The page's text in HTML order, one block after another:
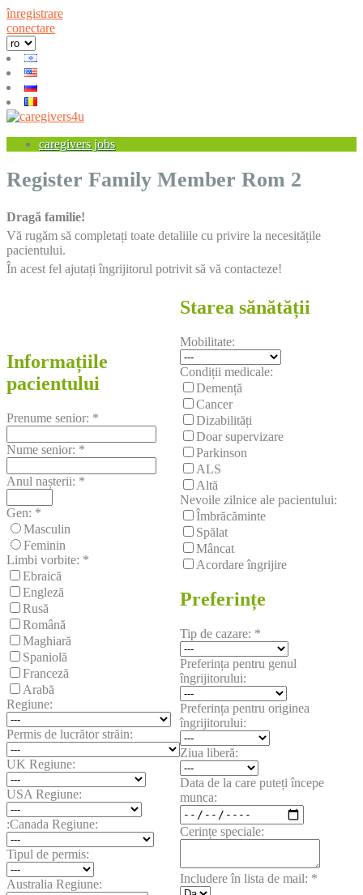
înregistrare
conectare
caregivers jobs
Register Family Member Rom 2
Dragă familie!
Vă rugăm să completați toate detaliile cu privire la necesitățile
pacientului.
În acest fel ajutați îngrijitorul potrivit să vă contacteze!
Informațiile
pacientului
Prenume senior: *
Nume senior: *
Anul nașterii: *
Gen: *
Masculin
Feminin
Limbi vorbite: *
Ebraică
Engleză
Rusă
Română
Maghiară
Spaniolă
Franceză
Arabă
Regiune:
Permis de lucrător străin:
UK Regiune:
USA Regiune:
:Canada Regiune:
Tipul de permis:
Australia Regiune:
Starea sănătății
Mobilitate:
Condiții medicale:
Demență
Cancer
Dizabilități
Doar supervizare
Parkinson
ALS
Altă
Nevoile zilnice ale pacientului:
Îmbrăcăminte
Spălat
Mâncat
Acordare îngrijire
Preferințe
Tip de cazare: *
Preferința pentru genul
îngrijitorului:
Preferința pentru originea
îngrijitorului:
Ziua liberă:
Data de la care puteți începe
munca:
Cerințe speciale:
Includere în lista de mail: *